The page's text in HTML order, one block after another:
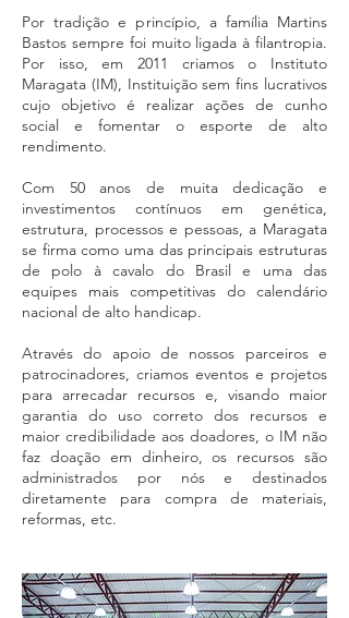
Por tradição e princípio, a família Martins
Bastos sempre foi muito ligada à filantropia.
Por isso, em 2011 criamos o Instituto
Maragata (IM), Instituição sem fins lucrativos
cujo objetivo é realizar ações de cunho
social e fomentar o esporte de alto
rendimento.
Com 50 anos de muita dedicação e
investimentos contínuos em genética,
estrutura, processos e pessoas, a Maragata
se firma como uma das principais estruturas
de polo à cavalo do Brasil e uma das
equipes mais competitivas do calendário
nacional de alto handicap.
Através do apoio de nossos parceiros e
patrocinadores, criamos eventos e projetos
para arrecadar recursos e, visando maior
garantia do uso correto dos recursos e
maior credibilidade aos doadores, o IM não
faz doação em dinheiro, os recursos são
administrados por nós e destinados
diretamente para compra de materiais,
reformas, etc.